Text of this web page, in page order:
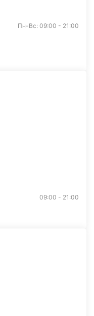
Пн-Вс: 09:00 - 21:00
09:00 - 21:00